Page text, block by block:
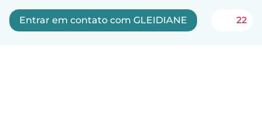
Entrar em contato com GLEIDIANE 22